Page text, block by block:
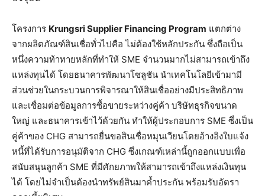
โครงการ Krungsri Supplier Financing Program แตกต่าง
จากผลิตภัณฑ์สินเชื่อทั่วไปคือ ไม่ต้องใช้หลักประกัน ซึ่งถือเป็น
หนึ่งความท้าทายหลักที่ทำให้ SME จำนวนมากไม่สามารถเข้าถึง
แหล่งทุนได้ โดยธนาคารพัฒนาโซลูชัน นำเทคโนโลยีเข้ามามี
ส่วนช่วยในกระบวนการพิจารณาให้สินเชื่ออย่างมีประสิทธิภาพ
และเชื่อมต่อข้อมูลการซื้อขายระหว่างคู่ค้า บริษัทธุรกิจขนาด
ใหญ่ และธนาคารเข้าไว้ด้วยกัน ทำให้ผู้ประกอบการ SME ซึ่งเป็น
คู่ค้าของ CHG สามารถยื่นขอสินเชื่อหมุนเวียนโดยอ้างอิงใบแจ้ง
หนี้ที่ได้รับการอนุมัติจาก CHG ซึ่งเกณฑ์เหล่านี้ถูกออกแบบเพื่อ
สนับสนุนลูกค้า SME ที่มีศักยภาพให้สามารถเข้าถึงแหล่งเงินทุน
ได้ โดยไม่จำเป็นต้องนำทรัพย์สินมาค้ำประกัน พร้อมรับอัตรา